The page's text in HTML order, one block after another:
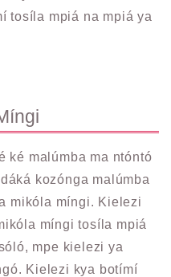
tosíla mpiá na mpiá ya
ké malúmba ma ntóntó
kozónga malúmba
mikóla míngi. Kielezi
míngi tosíla mpiá
mpe kielezi ya
Kielezi kya botímí